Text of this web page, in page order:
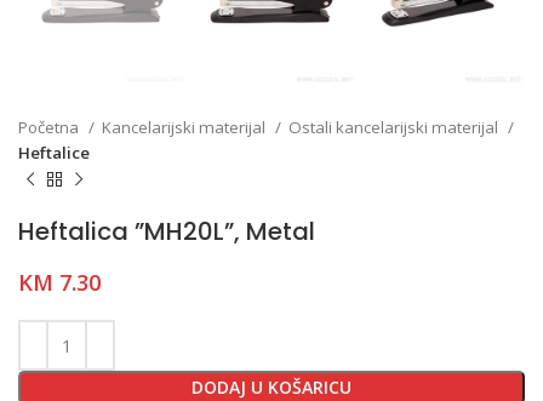
Početna Kancelarijski materijal
Ostali kancelarijski materijal
Heftalice
Heftalica ”MH20L”, Metal
KM 7.30
DODAJ U KOŠARICU